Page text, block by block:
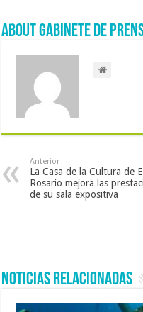
About Gabinete de
Anterior
La Casa de la Cultura de El
Rosario mejora las
de su sala expositiva
Noticias Relacionadas